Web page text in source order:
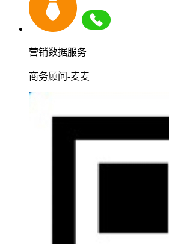
营销数据服务
商务顾问-麦麦